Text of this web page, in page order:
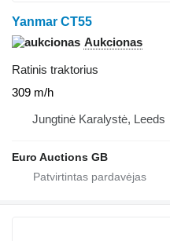
Yanmar CT55
Aukcionas
Ratinis traktorius
309 m/h
Jungtinė Karalystė, Leeds
Euro Auctions GB